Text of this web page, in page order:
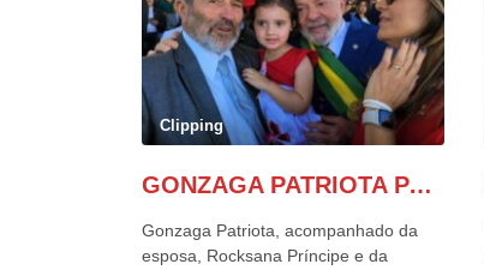
Clipping
GONZAGA PATRIOTA PARTICIPA DO DESFILE DA INDEPENDÊNCIA NO PALANQUE DA PRESIDÊNCIA DA REPÚBLICA E É ABRAÇADO POR LULA E POR GERALDO ALCKMIN.
Gonzaga Patriota, acompanhado da
esposa, Rocksana Príncipe e da